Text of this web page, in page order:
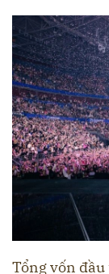
Tổng vốn